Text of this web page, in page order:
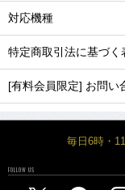
対応機種
特定商取引法に基づく
[有料会員限定] お問い
毎日6時・
FOLLOW US